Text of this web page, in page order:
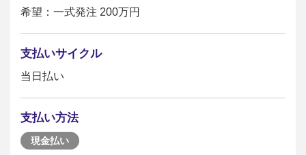
希望：一式発注 200万円
支払いサイクル
当日払い
支払い方法
現金払い